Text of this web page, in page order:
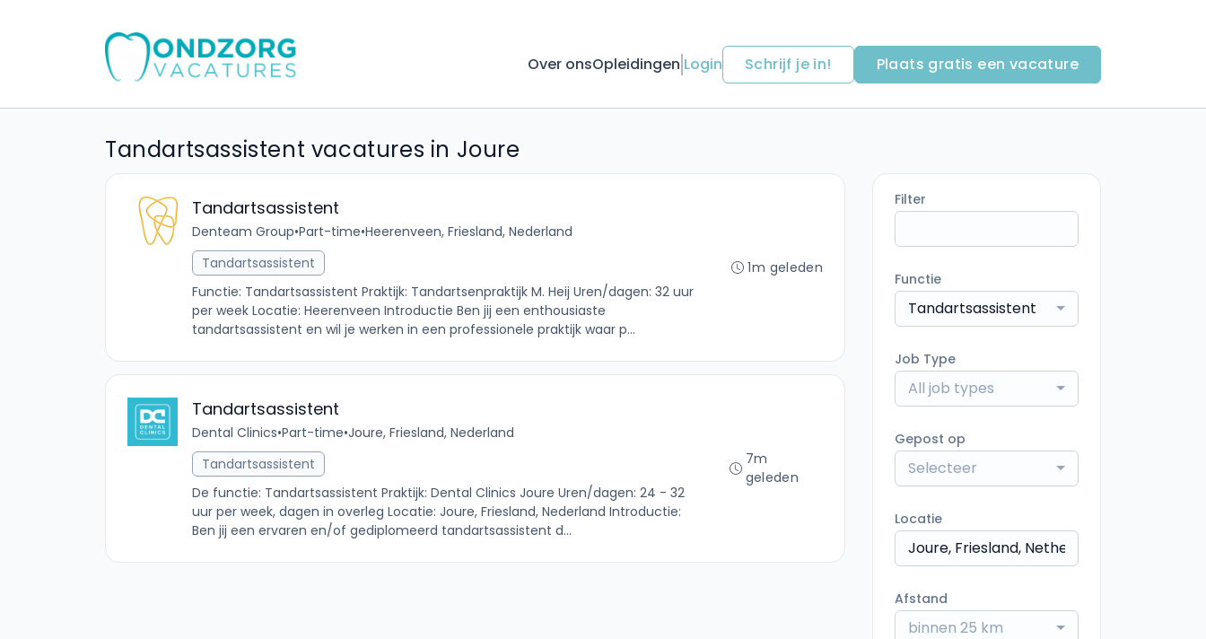
Over onsOpleidingen Login Schrijf je in! Plaats gratis een vacature
Tandartsassistent vacatures in Joure
Tandartsassistent
Denteam Group•Part-time•Heerenveen, Friesland, Nederland
Tandartsassistent
Functie: Tandartsassistent Praktijk: Tandartsenpraktijk M. Heij Uren/dagen: 32 uur
per week Locatie: Heerenveen Introductie Ben jij een enthousiaste
tandartsassistent en wil je werken in een professionele praktijk waar p...
1m geleden
Tandartsassistent
Dental Clinics•Part-time•Joure, Friesland, Nederland
Tandartsassistent
De functie: Tandartsassistent Praktijk: Dental Clinics Joure Uren/dagen: 24 - 32
uur per week, dagen in overleg Locatie: Joure, Friesland, Nederland Introductie:
Ben jij een ervaren en/of gediplomeerd tandartsassistent d...
7m
geleden
Filter
Functie
Tandartsassistent
Job Type
All job types
Gepost op
Selecteer
Locatie
Afstand
binnen 25 km